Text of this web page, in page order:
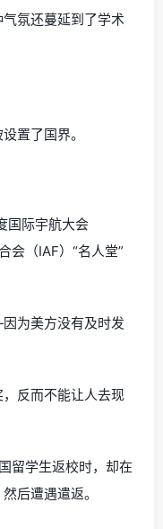
氛还蔓延到了学术
置了国界。
国际宇航大会
会（IAF）“名人堂”
为美方没有及时发
反而不能让人去现
留学生返校时，却在
后遭遇遣返。